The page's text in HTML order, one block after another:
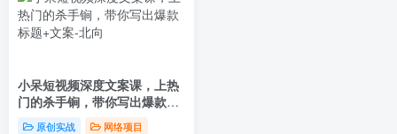
小呆短视频深度文案课，上热
门的杀手锏，带你写出爆款标
题+文案
原创实战 网络项目